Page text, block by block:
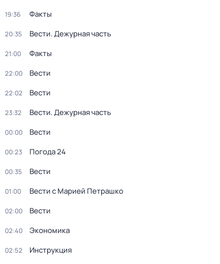
19:36 Факты
20:35 Вести. Дежурная часть
21:00 Факты
22:00 Вести
22:02 Вести
23:32 Вести. Дежурная часть
00:00 Вести
00:23 Погода 24
00:35 Вести
01:00 Вести с Марией Петрашко
02:00 Вести
02:40 Экономика
02:52 Инструкция